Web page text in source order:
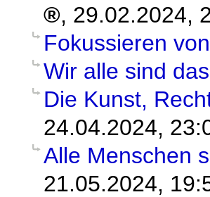
, 29.02.2024,
Fokussieren
Wir alle sind
Die Kunst,
24.04.2024,
Alle Menschen
21.05.2024,